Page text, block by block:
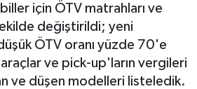
için ÖTV matrahları ve
değiştirildi; yeni
ÖTV oranı yüzde 70'e
ve pick-up'ların vergileri
ve düşen modelleri listeledik.